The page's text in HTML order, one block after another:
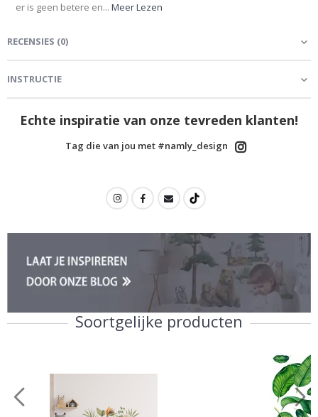
er is geen betere en... Meer Lezen
RECENSIES (0)
INSTRUCTIE
Echte inspiratie van onze tevreden klanten!
Tag die van jou met #namly_design
Soortgelijke producten